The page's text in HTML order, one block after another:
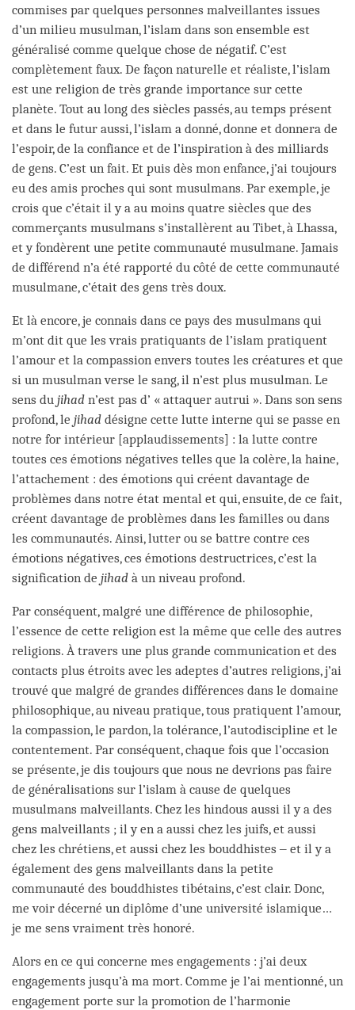
commises par quelques personnes malveillantes issues
d’un milieu musulman, l’islam dans son ensemble est
généralisé comme quelque chose de négatif. C’est
complètement faux. De façon naturelle et réaliste, l’islam
est une religion de très grande importance sur cette
planète. Tout au long des siècles passés, au temps présent
et dans le futur aussi, l’islam a donné, donne et donnera de
l’espoir, de la confiance et de l’inspiration à des milliards
de gens. C’est un fait. Et puis dès mon enfance, j’ai toujours
eu des amis proches qui sont musulmans. Par exemple, je
crois que c’était il y a au moins quatre siècles que des
commerçants musulmans s’installèrent au Tibet, à Lhassa,
et y fondèrent une petite communauté musulmane. Jamais
de différend n’a été rapporté du côté de cette communauté
musulmane, c’était des gens très doux.
Et là encore, je connais dans ce pays des musulmans qui
m’ont dit que les vrais pratiquants de l’islam pratiquent
l’amour et la compassion envers toutes les créatures et que
si un musulman verse le sang, il n’est plus musulman. Le
sens du jihad n’est pas d’ « attaquer autrui ». Dans son sens
profond, le jihad désigne cette lutte interne qui se passe en
notre for intérieur [applaudissements] : la lutte contre
toutes ces émotions négatives telles que la colère, la haine,
l’attachement : des émotions qui créent davantage de
problèmes dans notre état mental et qui, ensuite, de ce fait,
créent davantage de problèmes dans les familles ou dans
les communautés. Ainsi, lutter ou se battre contre ces
émotions négatives, ces émotions destructrices, c’est la
signification de jihad à un niveau profond.
Par conséquent, malgré une différence de philosophie,
l’essence de cette religion est la même que celle des autres
religions. À travers une plus grande communication et des
contacts plus étroits avec les adeptes d’autres religions, j’ai
trouvé que malgré de grandes différences dans le domaine
philosophique, au niveau pratique, tous pratiquent l’amour,
la compassion, le pardon, la tolérance, l’autodiscipline et le
contentement. Par conséquent, chaque fois que l’occasion
se présente, je dis toujours que nous ne devrions pas faire
de généralisations sur l’islam à cause de quelques
musulmans malveillants. Chez les hindous aussi il y a des
gens malveillants ; il y en a aussi chez les juifs, et aussi
chez les chrétiens, et aussi chez les bouddhistes ‒ et il y a
également des gens malveillants dans la petite
communauté des bouddhistes tibétains, c’est clair. Donc,
me voir décerné un diplôme d’une université islamique…
je me sens vraiment très honoré.
Alors en ce qui concerne mes engagements : j’ai deux
engagements jusqu’à ma mort. Comme je l’ai mentionné, un
engagement porte sur la promotion de l’harmonie